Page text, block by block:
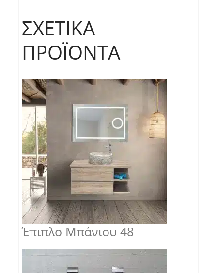
ΣΧΕΤΙΚΆ
ΠΡΟΪΌΝΤΑ
Έπιπλο Μπάνιου 48